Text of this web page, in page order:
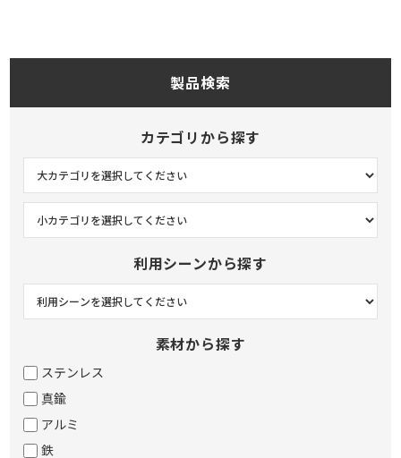
製品検索
カテゴリから探す
利用シーンから探す
素材から探す
ステンレス
真鍮
アルミ
鉄